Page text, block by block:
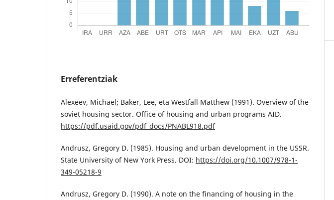
Erreferentziak
Alexeev, Michael; Baker, Lee, eta Westfall Matthew (1991). Overview of the
soviet housing sector. Office of housing and urban programs AID.
https://pdf.usaid.gov/pdf_docs/PNABL918.pdf
Andrusz, Gregory D. (1985). Housing and urban development in the USSR.
State University of New York Press. DOI: https://doi.org/10.1007/978-1-
349-05218-9
Andrusz, Gregory D. (1990). A note on the financing of housing in the